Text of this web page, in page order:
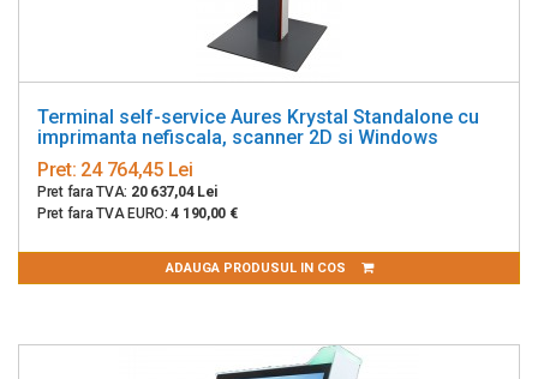
Terminal self-service Aures Krystal Standalone cu
imprimanta nefiscala, scanner 2D si Windows
Pret: 24 764,45 Lei
Pret fara TVA: 20 637,04 Lei
Pret fara TVA EURO:4 190,00 €
ADAUGA PRODUSUL IN COS